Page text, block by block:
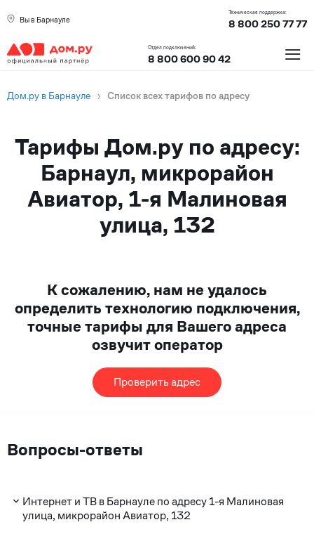
Вы в Барнауле
Техническая поддержка:
8 800 250 77 77
Отдел подключений:
8 800 600 90 42 ≡
Дом.ру в Барнауле › Список всех тарифов по адресу
Тарифы Дом.ру по адресу:
Барнаул, микрорайон
Авиатор, 1-я Малиновая
улица, 132
К сожалению, нам не удалось
определить технологию подключения,
точные тарифы для Вашего адреса
озвучит оператор
Проверить адрес
Вопросы-ответы
Интернет и ТВ в Барнауле по адресу 1-я Малиновая
улица, микрорайон Авиатор, 132